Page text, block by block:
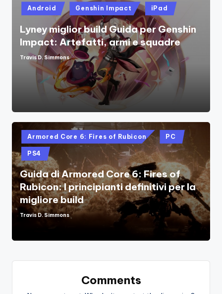
Posted
in
Android Genshin Impact iPad
Lyney miglior build Guida per Genshin
Impact: Artefatti, armi e squadre
Posted
Travis D. Simmons
Posted
in
Armored Core 6: Fires of Rubicon PC
PS4
Guida di Armored Core 6: Fires of
Rubicon: I principianti definitivi per la
migliore build
Posted
Travis D. Simmons
Comments